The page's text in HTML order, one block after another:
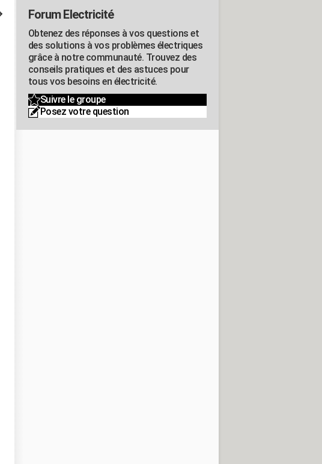
Forum Electricité
Obtenez des réponses à vos questions et
des solutions à vos problèmes électriques
grâce à notre communauté. Trouvez des
conseils pratiques et des astuces pour
tous vos besoins en électricité.
Suivre le groupe
Posez votre question